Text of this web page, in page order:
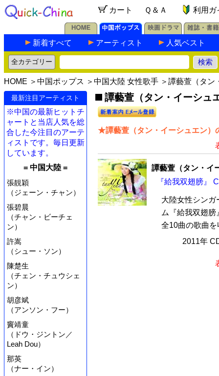
カート Ｑ＆Ａ 利用ガ
新着すべて アーティスト 人気ベスト
HOME ＞ 中国ポップス ＞ 中国大陸 女性歌手 ＞譚藝萱（タン
最新注目アーティスト
※中国の最新ヒットチ
ャートと当店人気を総
合した今注目のアーテ
ィストです。毎日更新
しています。
= 中国大陸 =
張靚穎
（ジェーン・チャン）
張碧晨
（チャン・ビーチェ
ン）
許嵩
（シュー・ソン）
陳楚生
（チェン・チュウシェ
ン）
胡彦斌
（アンソン・フー）
竇靖童
（ドウ・ジントン／
Leah Dou）
那英
（ナー・イン）
譚藝萱（タン・イーシュ
★譚藝萱（タン・イーシュエン）
譚藝萱（タン・イ
『給我双翅膀』
大陸女性シンガ
ム『給我双翅
全10曲の歌曲
2011年